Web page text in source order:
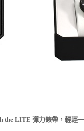
the LITE 彈力錶帶，輕輕